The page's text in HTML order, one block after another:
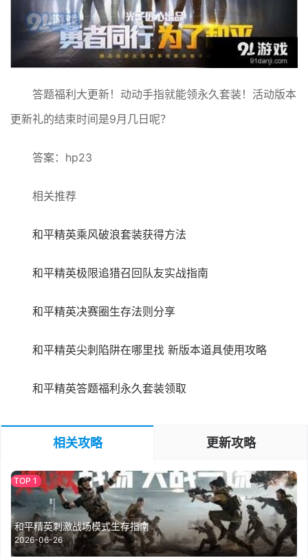
答题福利大更新！动动手指就能领永久套装！活动版本
更新礼的结束时间是9月几日呢？
答案：hp23
相关推荐
和平精英乘风破浪套装获得方法
和平精英极限追猎召回队友实战指南
和平精英决赛圈生存法则分享
和平精英尖刺陷阱在哪里找 新版本道具使用攻略
和平精英答题福利永久套装领取
相关攻略 更新攻略
和平精英刺激战场模式生存指南
2026-06-26